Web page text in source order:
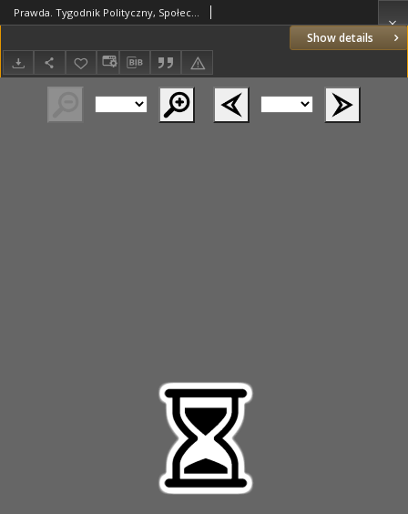
Show details
Prawda. Tygodnik Polityczny, Społeczny i Literacki. 1888 R.8 nr12